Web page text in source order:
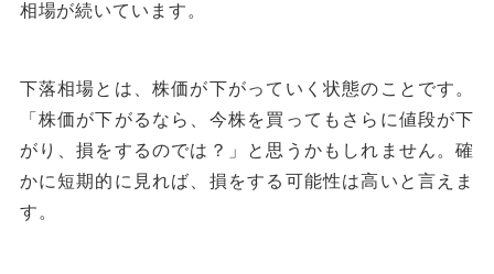
相場が続いています。
下落相場とは、株価が下がっていく状態のことです。
「株価が下がるなら、今株を買ってもさらに値段が下
がり、損をするのでは？」と思うかもしれません。確
かに短期的に見れば、損をする可能性は高いと言えま
す。